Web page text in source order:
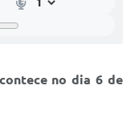
no dia 6 de